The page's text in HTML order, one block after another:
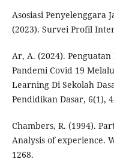
Asosiasi Penyelenggara
(2023). Survei Profil
Ar, A. (2024). Penguatan
Pandemi Covid 19
Learning Di Sekolah
Pendidikan Dasar, 6(1),
Chambers, R. (1994).
Analysis of experience.
1268.